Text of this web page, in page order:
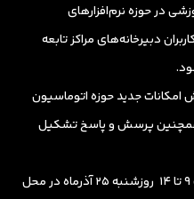
در حوزه نرم‌افزارهای
برای حدود 100 نفر از کاربران دبیرخانه‌های مراکز تابعه
امکانات جدید حوزه اتوماسیون
آشنایی با معماری دیدگاه 5 و همچنین پرسش و پاسخ تشکیل
به گفته وی این کارگاه آموزشی از ساعت 9 تا 14 روزشنبه 25 آذرماه در محل